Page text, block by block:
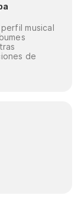
musical
de